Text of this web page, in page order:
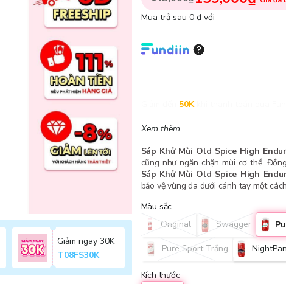
Giảm ngay 30K
T08FS30K
Mua trả sau 0 ₫ với
50K
Xem thêm
Sáp Khử Mùi Old Spice High
cũng như ngăn chặn mùi cơ thể.
Sáp Khử Mùi Old Spice High
bảo vệ vùng da dưới cánh tay một
Màu sắc
Original
Swagger
Pure Sport Trắng
Kích thước